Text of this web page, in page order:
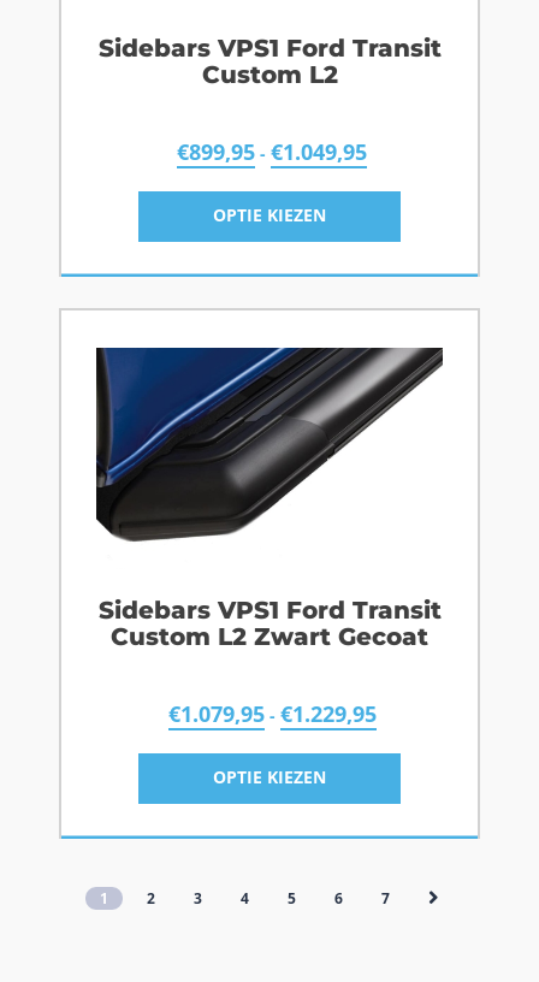
Sidebars VPS1 Ford Transit
Custom L2
€899,95 - €1.049,95
OPTIE KIEZEN
Sidebars VPS1 Ford Transit
Custom L2 Zwart Gecoat
€1.079,95 - €1.229,95
OPTIE KIEZEN
1 2 3 4 5 6 7